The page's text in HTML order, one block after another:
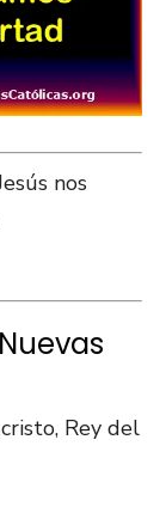
nos
Rey del